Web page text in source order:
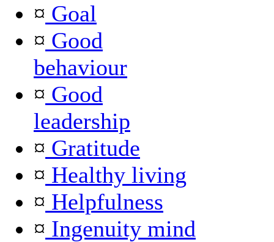
¤ Goal
¤ Good
behaviour
¤ Good
leadership
¤ Gratitude
¤ Healthy living
¤ Helpfulness
¤ Ingenuity mind